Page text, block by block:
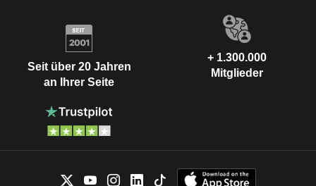
Seit über 20 Jahren
an Ihrer Seite
+ 1.300.000
Mitglieder